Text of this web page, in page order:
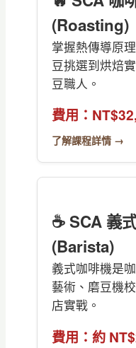
(Roasting)
掌握熱傳導原
豆挑選到烘焙
豆職人。
費用：
了解課程詳情 →
☕ SCA 義
(Barista)
義式咖啡機是
藝術、磨豆機
店實戰。
費用：約